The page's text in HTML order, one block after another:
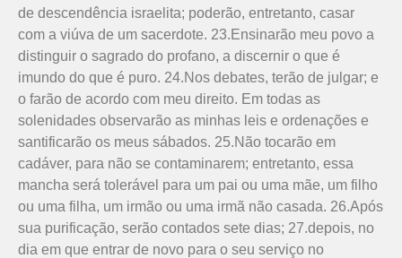
de descendência israe­lita; poderão, entretanto, casar
com a viúva de um sacerdote. 23.Ensinarão meu povo a
distinguir o sagrado do profano, a discernir o que é
imundo do que é puro. 24.Nos debates, terão de julgar; e
o farão de acordo com meu direito. Em todas as
solenidades observarão as minhas leis e ordenações e
santificarão os meus sábados. 25.Não tocarão em
cadáver, para não se contaminarem; entretanto, essa
mancha será tolerável para um pai ou uma mãe, um filho
ou uma filha, um irmão ou uma irmã não casada. 26.Após
sua purificação, serão contados sete dias; 27.depois, no
dia em que entrar de novo para o seu serviço no